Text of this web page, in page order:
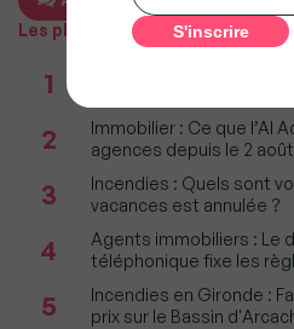
Les plus populaires
1
Taxe foncière 2026 :
2
Immobilier : Ce que l’AI
agences depuis le 2
3
Incendies : Quels sont
vacances est annulée ?
4
Agents immobiliers : Le
téléphonique fixe les
5
Incendies en Gironde :
prix sur le Bassin